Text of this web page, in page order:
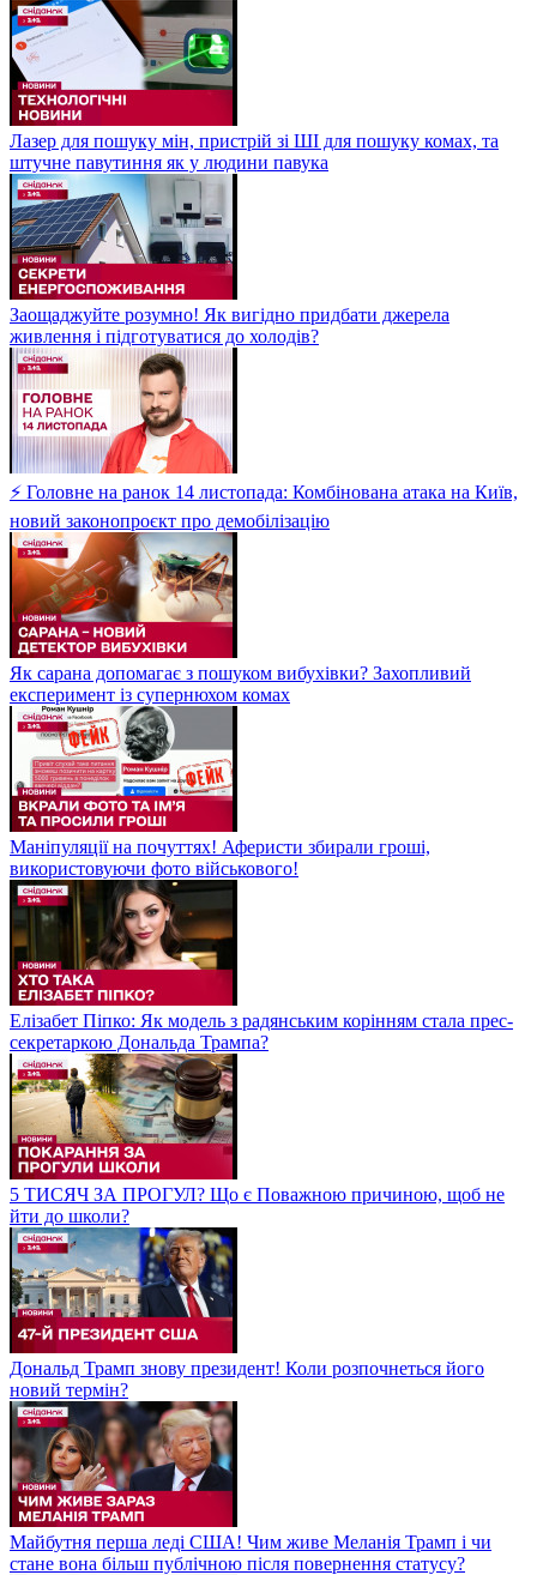
Лазер для пошуку мін, пристрій зі ШІ для пошуку комах, та
штучне павутиння як у людини павука
Заощаджуйте розумно! Як вигідно придбати джерела
живлення і підготуватися до холодів?
⚡ Головне на ранок 14 листопада: Комбінована атака на Київ,
новий законопроєкт про демобілізацію
Як сарана допомагає з пошуком вибухівки? Захопливий
експеримент із супернюхом комах
Маніпуляції на почуттях! Аферисти збирали гроші,
використовуючи фото військового!
Елізабет Піпко: Як модель з радянським корінням стала прес-
секретаркою Дональда Трампа?
5 ТИСЯЧ ЗА ПРОГУЛ? Що є Поважною причиною, щоб не
йти до школи?
Дональд Трамп знову президент! Коли розпочнеться його
новий термін?
Майбутня перша леді США! Чим живе Меланія Трамп і чи
стане вона більш публічною після повернення статусу?